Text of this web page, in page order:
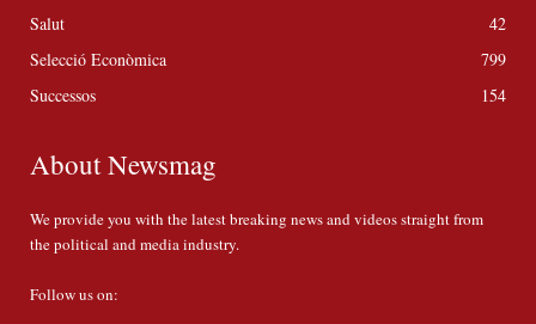
Salut
42
Selecció Econòmica
799
Successos
154
About Newsmag
We provide you with the latest breaking news and videos straight from
the political and media industry.
Follow us on: